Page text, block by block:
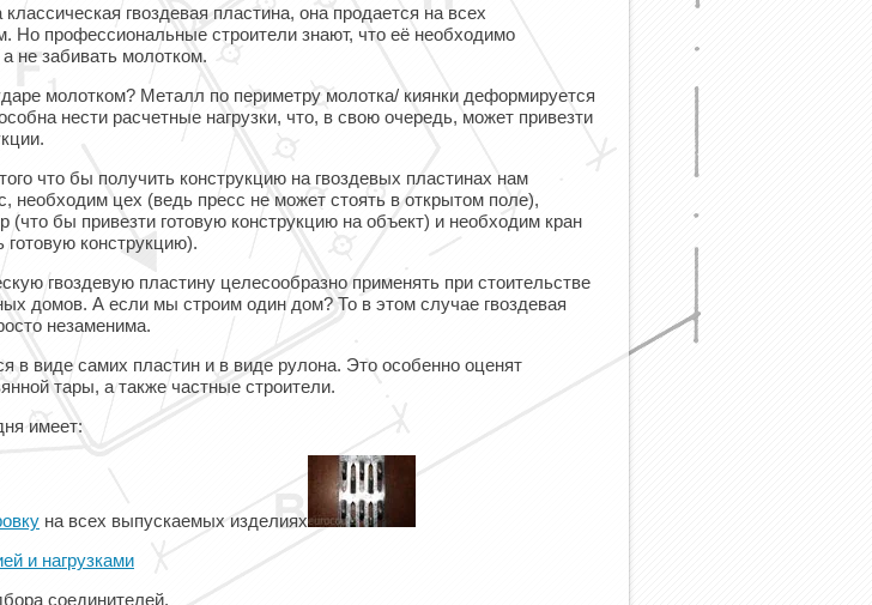
гвоздевая пластина, она продается на всех
Но профессиональные строители знают, что её необходимо
не забивать молотком.
молотком? Металл по периметру молотка/ киянки деформируется
нести расчетные нагрузки, что, в свою очередь, может привезти
что бы получить конструкцию на гвоздевых пластинах нам
необходим цех (ведь пресс не может стоять в открытом поле),
(что бы привезти готовую конструкцию на объект) и необходим кран
готовую конструкцию).
гвоздевую пластину целесообразно применять при стоительстве
домов. А если мы строим один дом? То в этом случае гвоздевая
незаменима.
в виде самих пластин и в виде рулона. Это особенно оценят
тары, а также частные строители.
имеет:
на всех выпускаемых изделиях
и нагрузками
соединителей.